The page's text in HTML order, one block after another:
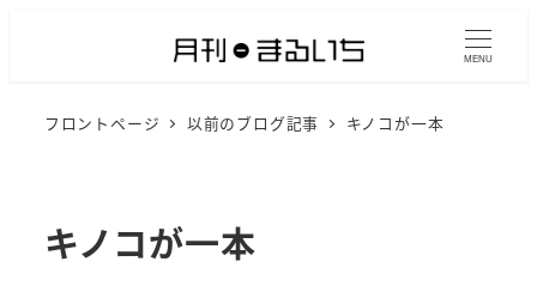
MENU
フロントページ 以前のブログ記事 キノコが一本
キノコが一本